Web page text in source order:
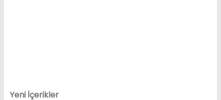
Yeni İçerikler